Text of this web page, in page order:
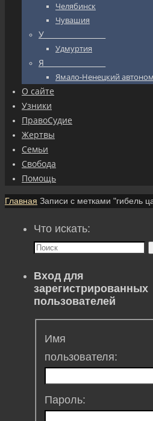
Челябинск
Чувашия
У_________________
Удмуртия
Я_________________
Ямало-Ненецкий
О сайте
Узники
ПравоСудие
Жертвы
Семьи
Свобода
Помощь
Главная Записи с метками "гибель
Что искать:
Вход для
зарегистрированных
пользователей
Имя
пользователя:
Пароль: